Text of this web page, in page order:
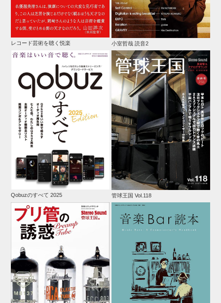
レコード芸術を聴く悦楽 小室哲哉 読音2
Qobuzのすべて 2025 管球王国 Vol.118